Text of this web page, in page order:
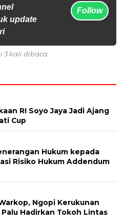
update
Follow
3 kali dibaca
RI Soyo Jaya Jadi Ajang
Cup
Hukum kepada
Risiko Hukum Addendum
Ngopi Kerukunan
Hadirkan Tokoh Lintas